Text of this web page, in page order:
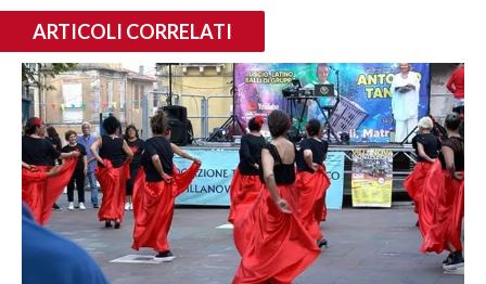
ARTICOLI CORRELATI